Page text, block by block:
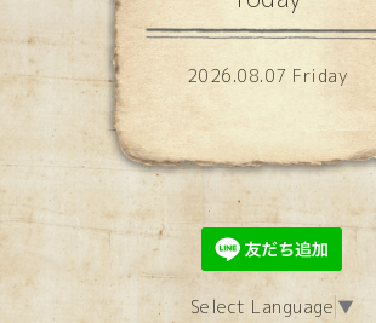
2026.08.07 Friday
Select Language ▼